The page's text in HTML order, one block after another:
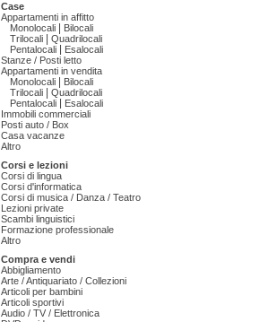
Case
Appartamenti in affitto
Monolocali
Bilocali
Trilocali
Quadrilocali
Pentalocali
Esalocali
Stanze / Posti letto
Appartamenti in vendita
Monolocali
Bilocali
Trilocali
Quadrilocali
Pentalocali
Esalocali
Immobili commerciali
Posti auto / Box
Casa vacanze
Altro
Corsi e lezioni
Corsi di lingua
Corsi d'informatica
Corsi di musica / Danza / Teatro
Lezioni private
Scambi linguistici
Formazione professionale
Altro
Compra e vendi
Abbigliamento
Arte / Antiquariato / Collezioni
Articoli per bambini
Articoli sportivi
Audio / TV / Elettronica